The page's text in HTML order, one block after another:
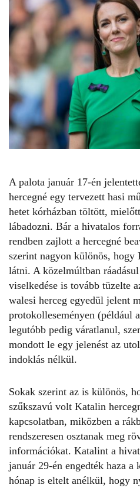
A palota január 17-én
hercegné egy tervezett hasi
hetet kórházban töltött,
lábadozni. Bár a hivatalos
rendben zajlott a hercegné
szerint nagyon különös, hogy
látni. A közelmúltban
viselkedése is tovább tüzelte
walesi herceg egyedül jelent
protokolleseményen (például
legutóbb pedig váratlanul,
mondott le egy jelenést az
indoklás nélkül.
Sokak szerint az is különös,
szűkszavú volt Katalin
kapcsolatban, miközben a
rendszeresen osztanak meg
információkat. Katalint a
január 29-én engedték haza a
hónap is eltelt anélkül, hogy